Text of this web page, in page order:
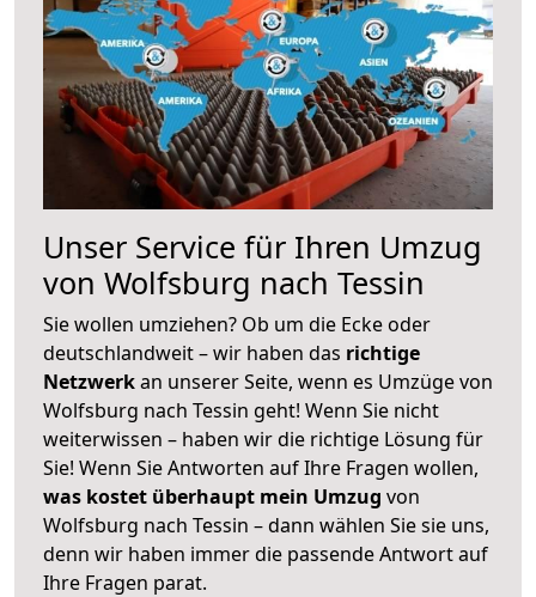
Unser Service für Ihren Umzug
von Wolfsburg nach Tessin
Sie wollen umziehen? Ob um die Ecke oder
deutschlandweit – wir haben das richtige
Netzwerkan unserer Seite, wenn es Umzüge von
Wolfsburg nach Tessin geht! Wenn Sie nicht
weiterwissen – haben wir die richtige Lösung für
Sie! Wenn Sie Antworten auf Ihre Fragen wollen,
was kostet überhaupt mein Umzug von
Wolfsburg nach Tessin – dann wählen Sie sie uns,
denn wir haben immer die passende Antwort auf
Ihre Fragen parat.